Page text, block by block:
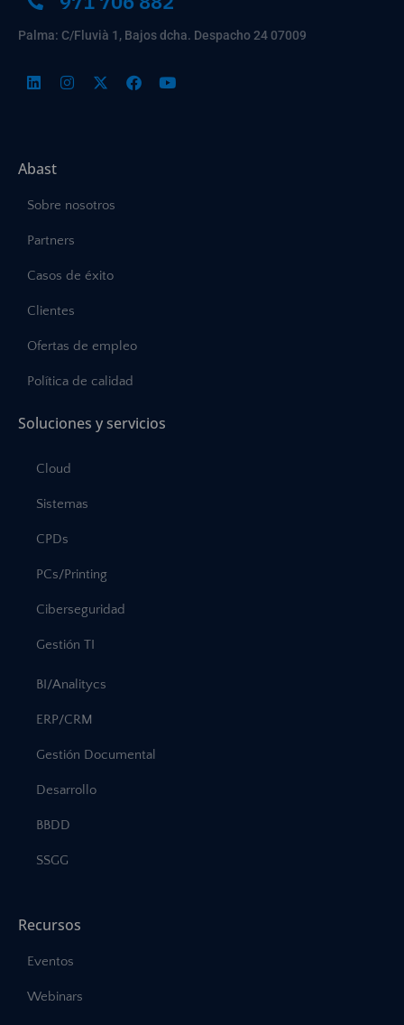
Palma: C/Fluvià 1, Bajos dcha. Despacho 24 07009
Abast
Sobre nosotros
Partners
Casos de éxito
Clientes
Ofertas de empleo
Política de calidad
Soluciones y servicios
Cloud
Sistemas
CPDs
PCs/Printing
Ciberseguridad
Gestión TI
BI/Analitycs
ERP/CRM
Gestión Documental
Desarrollo
BBDD
SSGG
Recursos
Eventos
Webinars